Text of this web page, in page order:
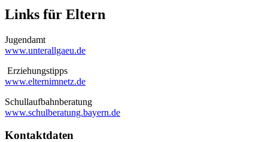
Links für Eltern
Jugendamt
www.unterallgaeu.de
Erziehungstipps
www.elternimnetz.de
Schullaufbahnberatung
www.schulberatung.bayern.de
Kontaktdaten